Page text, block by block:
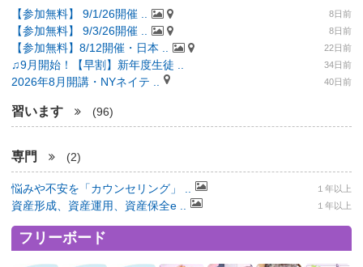
【参加無料】 9/1/26開催 .. 8日前
【参加無料】 9/3/26開催 .. 8日前
【参加無料】8/12開催・日本 .. 22日前
♫9月開始！【早割】新年度生徒 .. 34日前
2026年8月開講・NYネイテ .. 40日前
習います (96)
専門 (2)
悩みや不安を「カウンセリング」 .. １年以上
資産形成、資産運用、資産保全e .. １年以上
フリーボード